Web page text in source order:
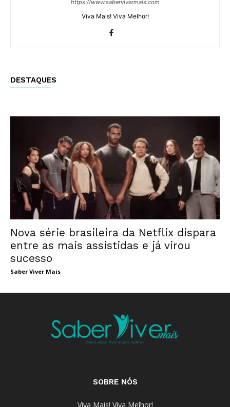
https://www.sabervivermais.com
Viva Mais! Viva Melhor!
DESTAQUES
Nova série brasileira da Netflix dispara
entre as mais assistidas e já virou
sucesso
Saber Viver Mais
SOBRE NÓS
Viva Mais! Viva Melhor!